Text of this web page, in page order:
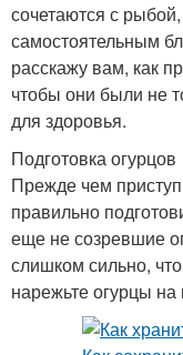
сочетаются с
самостоятельным
расскажу вам, как
чтобы они были не
для здоровья.
Подготовка огурцов
Прежде чем
правильно
еще не созревшие
слишком сильно,
нарежьте огурцы на